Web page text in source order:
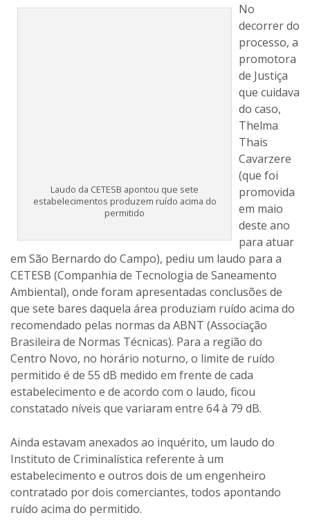
No
decorrer do
processo, a
promotora
de Justiça
que cuidava
do caso,
Thelma Thais Cavarzere (que foi promovida em maio
deste ano para atuar em São Bernardo do Campo),
pediu um laudo para a CETESB (Companhia de
Tecnologia de Saneamento Ambiental), onde foram
apresentadas conclusões de que sete bares daquela
área produziam ruído acima do recomendado pelas
normas da ABNT (Associação Brasileira de Normas
Técnicas). Para a região do Centro Novo, no horário
noturno, o limite de ruído permitido é de 55 dB medido
em frente de cada estabelecimento e de acordo com o
laudo, ficou constatado níveis que variaram entre 64 à
79 dB.
Ainda estavam anexados ao inquérito, um laudo do
Instituto de Criminalística referente à um
estabelecimento e outros dois de um engenheiro
contratado por dois comerciantes, todos apontando
ruído acima do permitido.
Porém, os moradores não tiveram êxito na ação. No
último mês, o Inquérito Civil foi arquivado, segundo o
Promotor de Justiça Dr. Estêvão Luís Lemos Jorge, “com
base nos laudos dando conta da ausência de barulho
decorrente diretamente dos bares – polícia militar e